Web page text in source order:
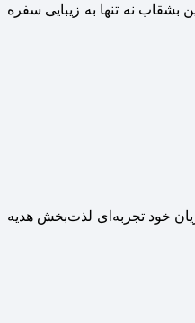
نه تنها به زیبایی سفره
خود تجربه‌ای لذت‌بخش هدیه